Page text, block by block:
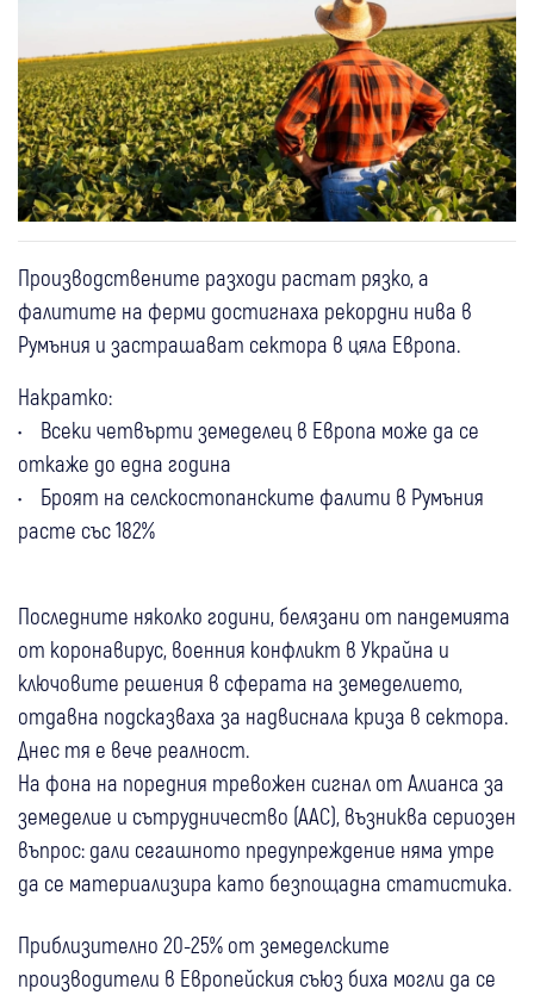
Производствените разходи растат рязко, а
фалитите на ферми достигнаха рекордни нива в
Румъния и застрашават сектора в цяла Европа.
Накратко:
• Всеки четвърти земеделец в Европа може да се
откаже до една година
• Броят на селскостопанските фалити в Румъния
расте със 182%
Последните няколко години, белязани от пандемията
от коронавирус, военния конфликт в Украйна и
ключовите решения в сферата на земеделието,
отдавна подсказваха за надвиснала криза в сектора.
Днес тя е вече реалност.
На фона на поредния тревожен сигнал от Алианса за
земеделие и сътрудничество (ААС), възниква сериозен
въпрос: дали сегашното предупреждение няма утре
да се материализира като безпощадна статистика.
Приблизително 20-25% от земеделските
производители в Европейския съюз биха могли да се